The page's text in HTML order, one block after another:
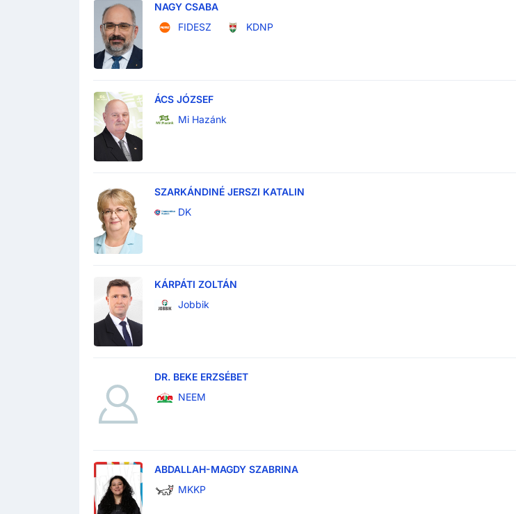
NAGY CSABA
FIDESZ
KDNP
ÁCS JÓZSEF
Mi Hazánk
SZARKÁNDINÉ JERSZI KATALIN
DK
KÁRPÁTI ZOLTÁN
Jobbik
DR. BEKE ERZSÉBET
NEEM
ABDALLAH-MAGDY SZABRINA
MKKP